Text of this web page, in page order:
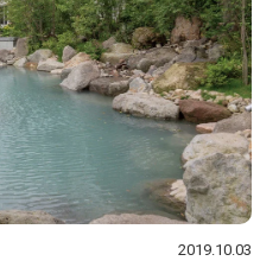
2019.10.03